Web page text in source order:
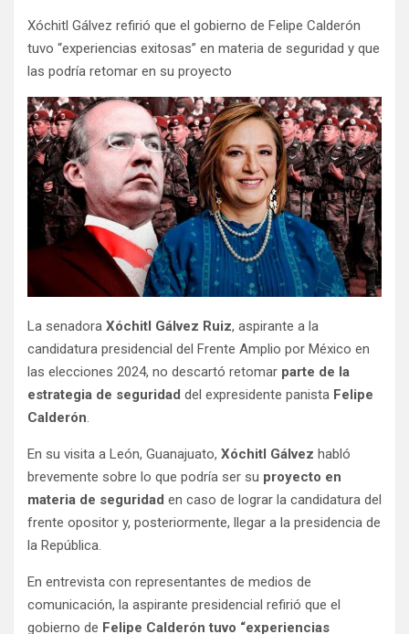
Xóchitl Gálvez refirió que el gobierno de Felipe Calderón
tuvo “experiencias exitosas” en materia de seguridad y que
las podría retomar en su proyecto
La senadora Xóchitl Gálvez Ruiz, aspirante a la
candidatura presidencial del Frente Amplio por México en
las elecciones 2024, no descartó retomar parte de la
estrategia de seguridad del expresidente panista Felipe
Calderón.
En su visita a León, Guanajuato, Xóchitl Gálvez habló
brevemente sobre lo que podría ser su proyecto en
materia de seguridad en caso de lograr la candidatura del
frente opositor y, posteriormente, llegar a la presidencia de
la República.
En entrevista con representantes de medios de
comunicación, la aspirante presidencial refirió que el
gobierno de Felipe Calderón tuvo “experiencias